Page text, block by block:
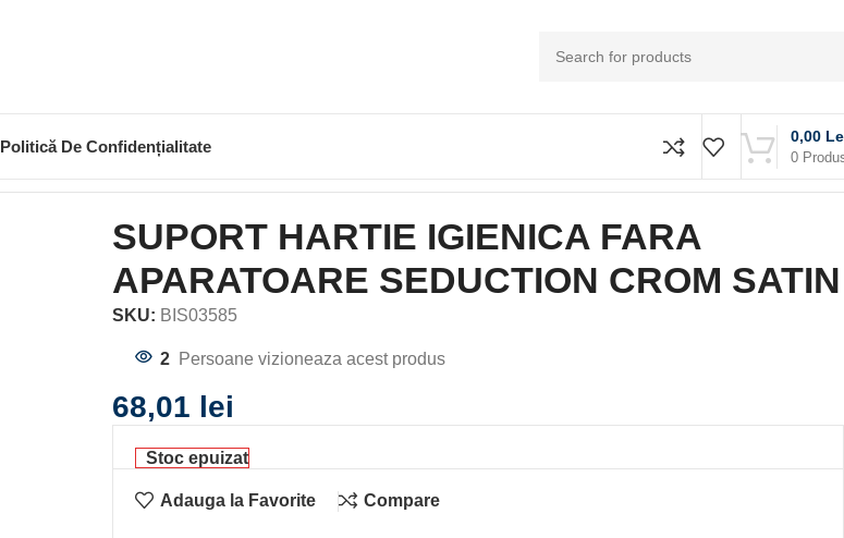
Politică De Confidențialitate
0
0,00
SUPORT HARTIE IGIENICA FARA
APARATOARE SEDUCTION CROM SATIN
SKU: BIS03585
2 Persoane vizioneaza acest produs
68,01 lei
Stoc epuizat
Adauga la Favorite Compare